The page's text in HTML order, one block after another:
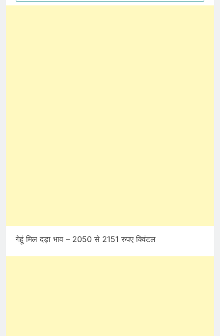
गेहूं मिल दड़ा भाव – 2050 से 2151 रुपए क्विंटल